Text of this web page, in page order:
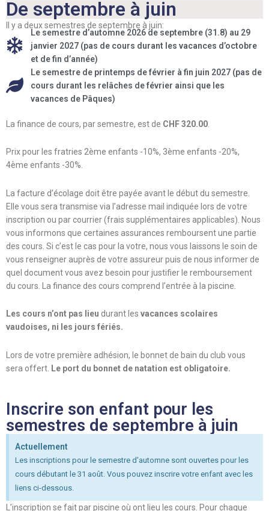
De septembre à juin
Il y a deux semestres de septembre à juin:
Le semestre d’automne 2026 de septembre (31.8) au 29
janvier 2027 (pas de cours durant les vacances d’octobre
et de fin d’année)
Le semestre de printemps de février à fin juin 2027 (pas de
cours durant les relâches de février ainsi que les
vacances de Pâques)
La finance de cours, par semestre, est de CHF 320.00
Prix pour les fratries 2ème enfants -10%, 3ème enfants -20%,
4ème enfants -30%.
La facture d’écolage doit être payée avant le début du semestre.
Elle vous sera transmise via l’adresse mail indiquée lors de votre
inscription ou par courrier (frais supplémentaires applicables). Nous
vous informons que certaines assurances remboursent une partie
des cours. Si c’est le cas pour la votre, nous vous laissons le soin de
vous renseigner auprès de votre assureur puis de nous informer de
quel document vous avez besoin pour justifier le remboursement
du cours. La finance des cours comprend l’entrée à la piscine.
Les cours n’ont pas lieu durant les vacances scolaires
vaudoises, ni les jours fériés.
Lors de votre première adhésion, le bonnet de bain du club vous
sera offert. Le port du bonnet de natation est obligatoire.
Inscrire son enfant pour les
semestres de septembre à juin
Actuellement
Les inscriptions pour le semestre d'automne sont ouvertes pour les
cours débutant le 31 août. Vous pouvez inscrire votre enfant avec les
liens ci-dessous.
L’inscription se fait par piscine où ont lieu les cours. Pour chaque